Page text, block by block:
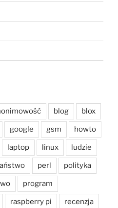
blog blox
google gsm howto
laptop linux ludzie
perl polityka
program
raspberry pi recenzja